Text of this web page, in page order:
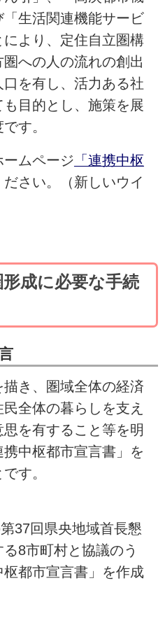
生活関連機能サービ
より、定住自立圏構
への人の流れの創出
を有し、活力ある社
目的とし、施策を展
す。
ムページ 「連携中枢
ださい。（新しいウイ
成に必要な手続
き、圏域全体の経済
全体の暮らしを支え
を有すること等を明
中枢都市宣言書」を
す。
37回県央地域首長懇
8市町村と協議のう
都市宣言書」を作成